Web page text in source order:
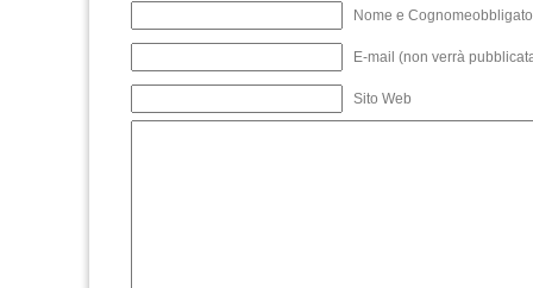
Nome e
E-mail (non verrà
Sito Web